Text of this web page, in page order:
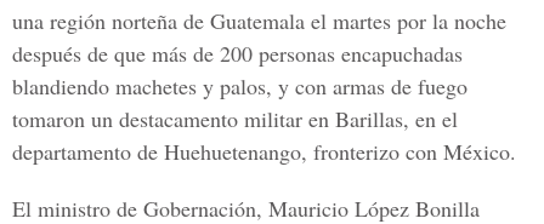
una región norteña de Guatemala el martes por la noche
después de que más de 200 personas encapuchadas
blandiendo machetes y palos, y con armas de fuego
tomaron un destacamento militar en Barillas, en el
departamento de Huehuetenango, fronterizo con México.
El ministro de Gobernación, Mauricio López Bonilla